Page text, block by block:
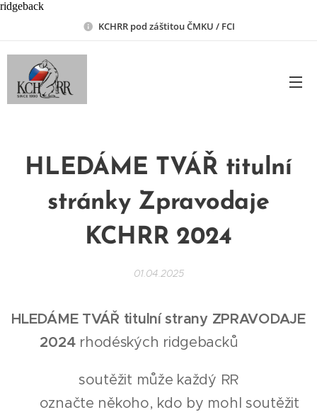
ridgeback
KCHRR pod záštitou ČMKU / FCI
HLEDÁME TVÁŘ titulní
stránky Zpravodaje
KCHRR 2024
01.04.2025
HLEDÁME TVÁŘ titulní strany ZPRAVODAJE
2024rhodéských ridgebacků 🤩😍
✅ soutěžit může každý RR 😉
✅ označte někoho, kdo by mohl soutěžit